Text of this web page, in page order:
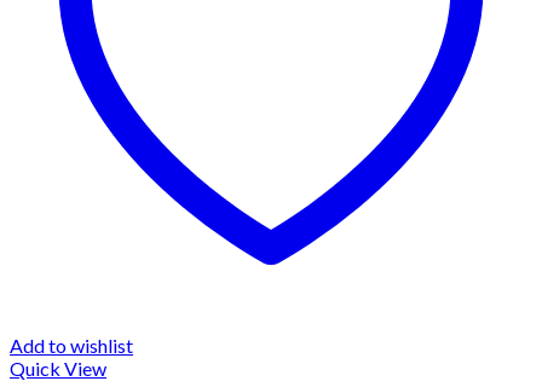
Add to wishlist
Quick View